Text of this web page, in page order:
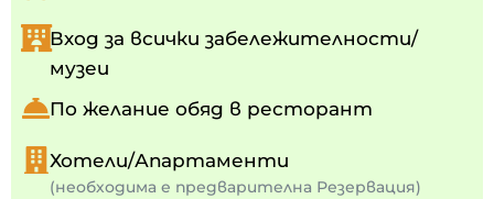
Вход за всички забележителности/
музеи
По желание обяд в ресторант
Хотели/Апартаменти
(необходима е предварителна Резервация)